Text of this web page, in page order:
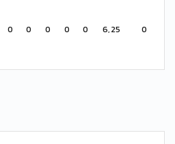
0 0 0 0 0 6,25 0